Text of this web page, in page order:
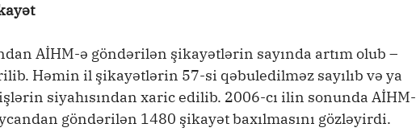
AİHM-ə göndərilən şikayətlərin sayında artım olub –
Həmin il şikayətlərin 57-si qəbuledilməz sayılıb və ya
siyahısından xaric edilib. 2006-cı ilin sonunda AİHM-
göndərilən 1480 şikayət baxılmasını gözləyirdi.